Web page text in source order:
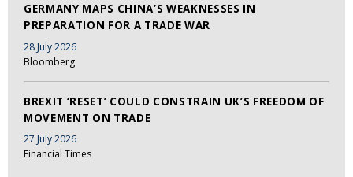
GERMANY MAPS CHINA’S WEAKNESSES IN
PREPARATION FOR A TRADE WAR
28 July 2026
Bloomberg
BREXIT ‘RESET’ COULD CONSTRAIN UK’S FREEDOM OF
MOVEMENT ON TRADE
27 July 2026
Financial Times